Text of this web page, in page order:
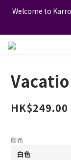
Welcome to
HK$249.00
顏色